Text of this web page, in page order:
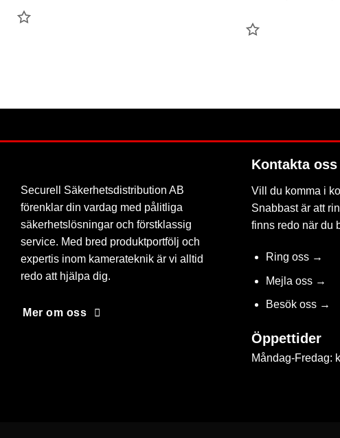
Securell Säkerhetsdistribution AB
förenklar din vardag med pålitliga
säkerhetslösningar och förstklassig
service. Med bred produktportfölj och
expertis inom kamerateknik är vi alltid
redo att hjälpa dig.
Mer om oss
Kontakta oss
Vill du komma i
Snabbast är att
finns redo när du
Ring oss →
Mejla oss →
Besök oss →
Öppettider
Måndag-Fredag: